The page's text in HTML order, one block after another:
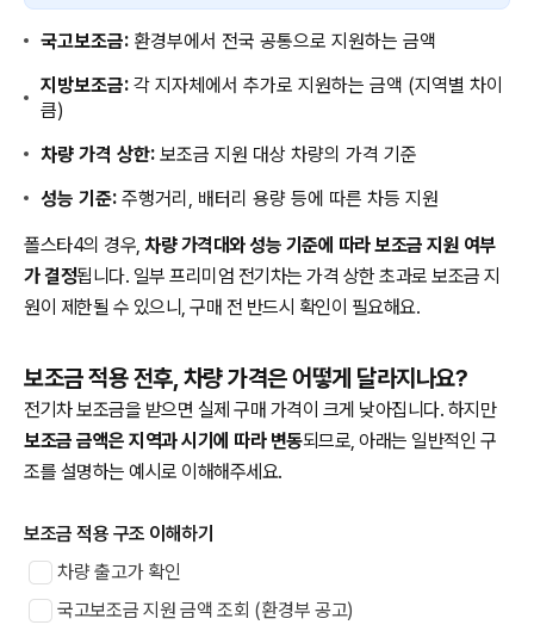
국고보조금: 환경부에서 전국 공통으로 지원하는 금액
지방보조금: 각 지자체에서 추가로 지원하는 금액 (지역별 차이
큼)
차량 가격 상한: 보조금 지원 대상 차량의 가격 기준
성능 기준: 주행거리, 배터리 용량 등에 따른 차등 지원
폴스타4의 경우, 차량 가격대와 성능 기준에 따라 보조금 지원 여부
가 결정됩니다. 일부 프리미엄 전기차는 가격 상한 초과로 보조금 지
원이 제한될 수 있으니, 구매 전 반드시 확인이 필요해요.
보조금 적용 전후, 차량 가격은 어떻게 달라지나요?
전기차 보조금을 받으면 실제 구매 가격이 크게 낮아집니다. 하지만
보조금 금액은 지역과 시기에 따라 변동되므로, 아래는 일반적인 구
조를 설명하는 예시로 이해해주세요.
보조금 적용 구조 이해하기
차량 출고가 확인
국고보조금 지원 금액 조회 (환경부 공고)